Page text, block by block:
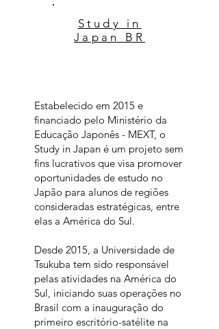
Study in
Japan BR
Estabelecido em 2015 e
financiado pelo Ministério da
Educação Japonês - MEXT, o
Study in Japan é um projeto sem
fins lucrativos que visa promover
oportunidades de estudo no
Japão para alunos de regiões
consideradas estratégicas, entre
elas a América do Sul.
Desde 2015, a Universidade de
Tsukuba tem sido responsável
pelas atividades na América do
Sul, iniciando suas operações no
Brasil com a inauguração do
primeiro escritório-satélite na